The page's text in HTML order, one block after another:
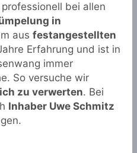
bei allen
in
aus festangestellten
Erfahrung und ist in
immer
So versuche wir
zu verwerten. Bei
Inhaber Uwe Schmitz